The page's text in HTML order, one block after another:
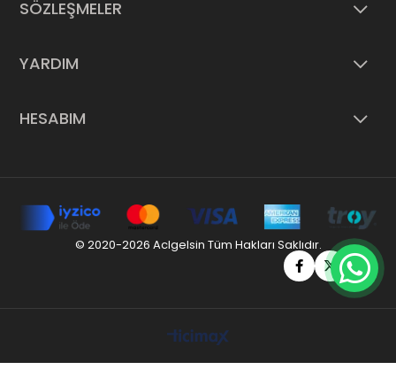
SÖZLEŞMELER
YARDIM
HESABIM
© 2020-2026 Aclgelsin Tüm Hakları Saklıdır.